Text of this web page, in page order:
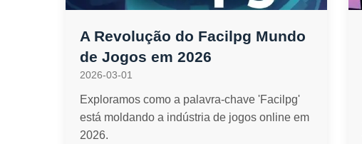
A Revolução do Facilpg Mundo
de Jogos em 2026
2026-03-01
Exploramos como a palavra-chave 'Facilpg'
está moldando a indústria de jogos online em
2026.